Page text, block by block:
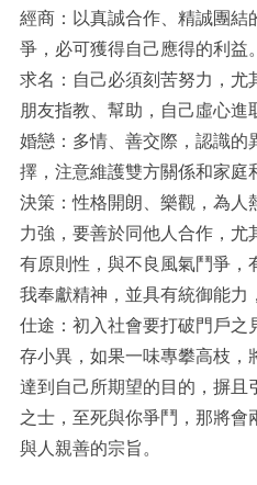
經商：以真誠合作、精誠團結
爭，必可獲得自己應得的利益。
求名：自己必須刻苦努力，尤
朋友指教、幫助，自己虛心進
婚戀：多情、善交際，認識的
擇，注意維護雙方關係和家庭
決策：性格開朗、樂觀，為人
力強，要善於同他人合作，尤
有原則性，與不良風氣鬥爭，
我奉獻精神，並具有統御能力
仕途：初入社會要打破門戶之
存小異，如果一味專攀高枝，
達到自己所期望的目的，摒且
之士，至死與你爭鬥，那將會
與人親善的宗旨。